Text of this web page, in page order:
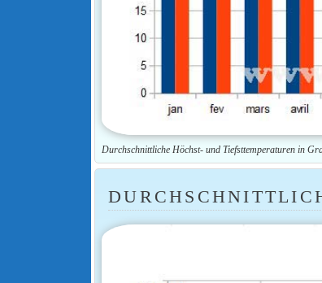
Durchschnittliche Höchst- und Tiefsttemperaturen in